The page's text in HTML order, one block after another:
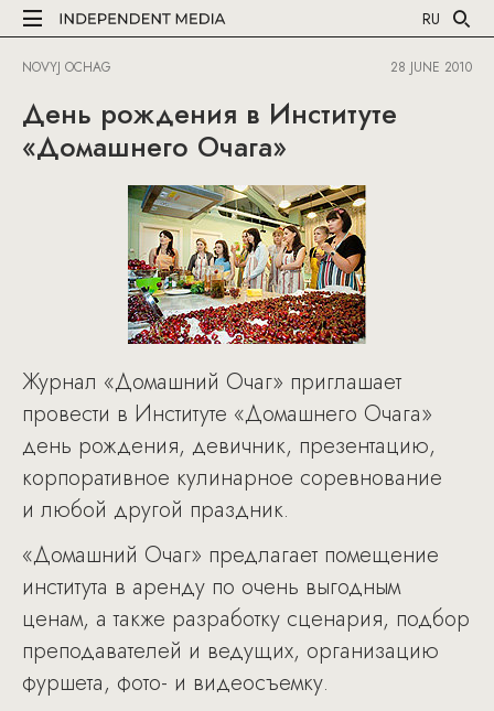
RU
NOVYJ OCHAG 28 JUNE 2010
День рождения в Институте
«Домашнего Очага»
Журнал «Домашний Очаг» приглашает
провести в Институте «Домашнего Очага»
день рождения, девичник, презентацию,
корпоративное кулинарное соревнование
и любой другой праздник.
«Домашний Очаг» предлагает помещение
института в аренду по очень выгодным
ценам, а также разработку сценария, подбор
преподавателей и ведущих, организацию
фуршета, фото- и видеосъемку.